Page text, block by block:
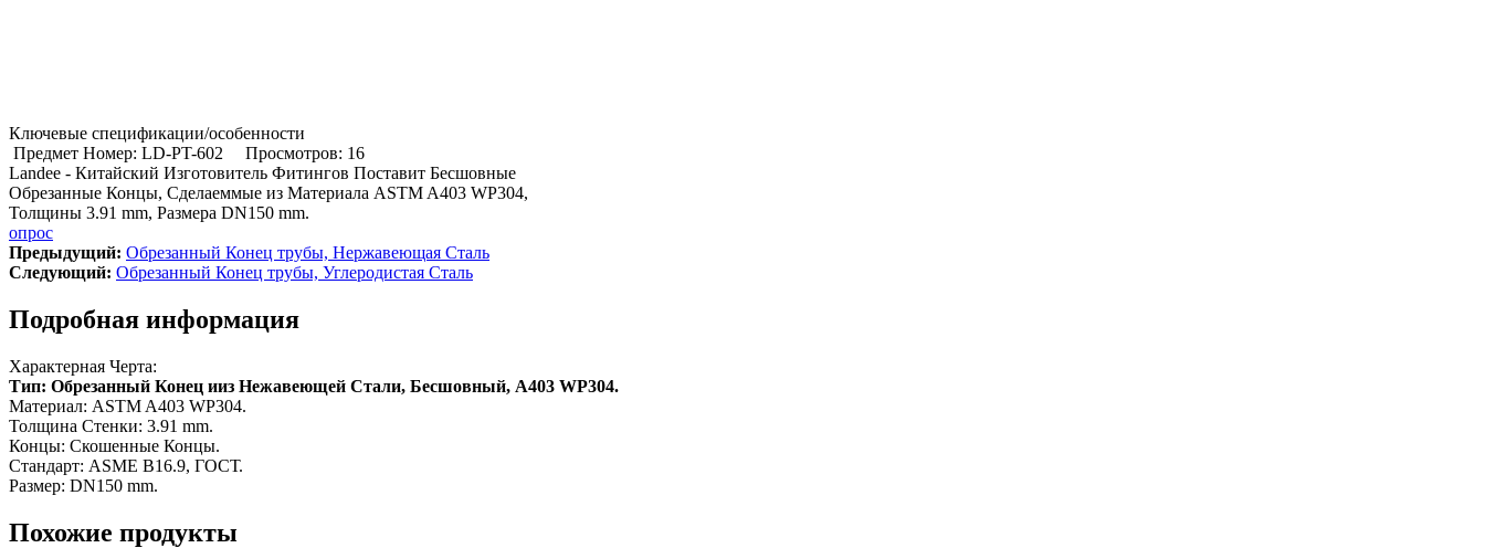
Ключевые спецификации/особенности
Предмет Номер: LD-PT-602
Просмотров: 16
Landee - Китайский Изготовитель Фитингов Поставит Бесшовные
Обрезанные Концы, Сделаеммые из Материала ASTM A403 WP304,
Толщины 3.91 mm, Размера DN150 mm.
опрос
Предыдущий: Обрезанный Конец трубы, Нержавеющая Сталь
Cледующий: Обрезанный Конец трубы, Углеродистая Сталь
Подробная информация
Характерная Черта:
Тип: Обрезанный Конец ииз Нежавеющей Стали, Бесшовный, A403 WP304.
Материал: ASTM A403 WP304.
Толщина Стенки: 3.91 mm.
Концы: Скошенные Концы.
Стандарт: ASME B16.9, ГОСТ.
Размер: DN150 mm.
Похожие продукты